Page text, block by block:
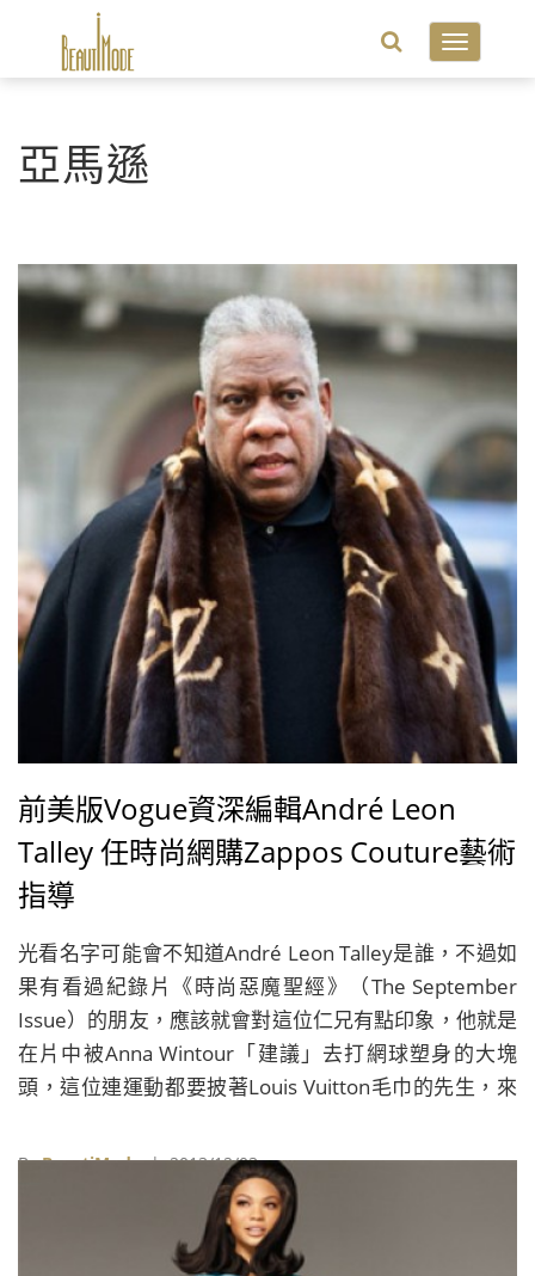
Toggle
亞馬遜
前美版Vogue資深編輯André Leon
Talley 任時尚網購Zappos Couture藝術
指導
光看名字可能會不知道André Leon Talley是誰，不過如
果有看過紀錄片《時尚惡魔聖經》（The September
Issue）的朋友，應該就會對這位仁兄有點印象，他就是
在片中被Anna Wintour「建議」去打網球塑身的大塊
頭，這位連運動都要披著Louis Vuitton毛巾的先生，來
《Vogue》工作，30年累積下來的地位，僅次於Anna
Wintour。 近年他積極地想嘗試除了平面雜誌以外的媒
體經驗，因此也能在《American’s New Top Model》中
看見他擔任評審的身影，而今年三月剛轉任到俄國版
ByBeautiMode| 2013/12/03